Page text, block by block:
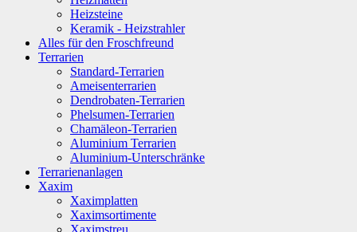
Heizsteine
Keramik - Heizstrahler
Alles für den Froschfreund
Terrarien
Standard-Terrarien
Ameisenterrarien
Dendrobaten-Terrarien
Phelsumen-Terrarien
Chamäleon-Terrarien
Aluminium Terrarien
Aluminium-Unterschränke
Terrarienanlagen
Xaxim
Xaximplatten
Xaximsortimente
Xaximstreu